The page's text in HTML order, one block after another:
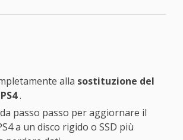
alla sostituzione del
.
passo passo per aggiornare il
a un disco rigido o SSD più